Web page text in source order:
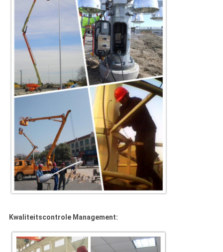
Kwaliteitscontrole Management: